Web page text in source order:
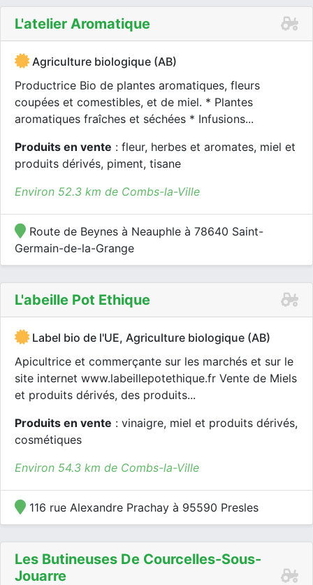
L'atelier Aromatique
Agriculture biologique (AB)
Productrice Bio de plantes aromatiques, fleurs
coupées et comestibles, et de miel. * Plantes
aromatiques fraîches et séchées * Infusions...
Produits en vente : fleur, herbes et aromates, miel et
produits dérivés, piment, tisane
Environ 52.3 km de Combs-la-Ville
Route de Beynes à Neauphle à 78640 Saint-
Germain-de-la-Grange
L'abeille Pot Ethique
Label bio de l'UE, Agriculture biologique (AB)
Apicultrice et commerçante sur les marchés et sur le
site internet www.labeillepotethique.fr Vente de Miels
et produits dérivés, des produits...
Produits en vente : vinaigre, miel et produits dérivés,
cosmétiques
Environ 54.3 km de Combs-la-Ville
116 rue Alexandre Prachay à 95590 Presles
Les Butineuses De Courcelles-Sous-
Jouarre